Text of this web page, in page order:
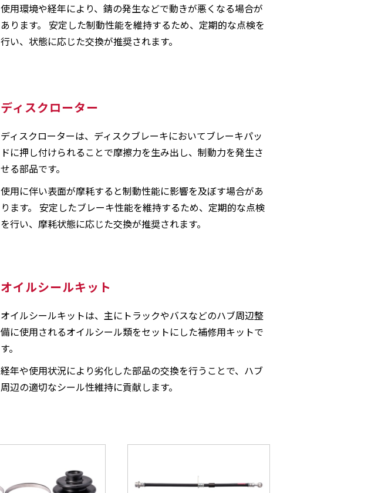
使用環境や経年により、錆の発生などで動きが悪くなる場合が
あります。 安定した制動性能を維持するため、定期的な点検を
行い、状態に応じた交換が推奨されます。
ディスクローター
ディスクローターは、ディスクブレーキにおいてブレーキパッ
ドに押し付けられることで摩擦力を生み出し、制動力を発生さ
せる部品です。
使用に伴い表面が摩耗すると制動性能に影響を及ぼす場合があ
ります。 安定したブレーキ性能を維持するため、定期的な点検
を行い、摩耗状態に応じた交換が推奨されます。
オイルシールキット
オイルシールキットは、主にトラックやバスなどのハブ周辺整
備に使用されるオイルシール類をセットにした補修用キットで
す。
経年や使用状況により劣化した部品の交換を行うことで、ハブ
周辺の適切なシール性維持に貢献します。